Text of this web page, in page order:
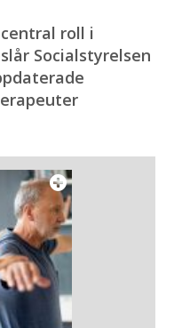
roll i
Socialstyrelsen